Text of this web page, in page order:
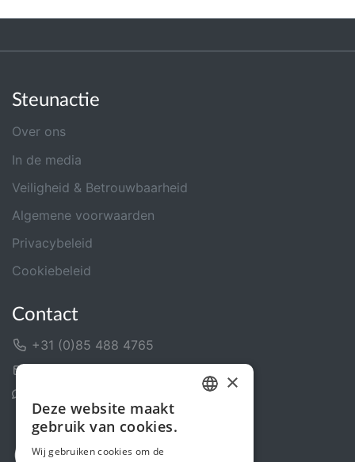
Steunactie
Over ons
In de media
Veiligheid & Betrouwbaarheid
Algemene voorwaarden
Privacybeleid
Cookiebeleid
Contact
+31 (0)85 488 4765
×
Deze website maakt
gebruik van cookies.
Wij gebruiken cookies om de